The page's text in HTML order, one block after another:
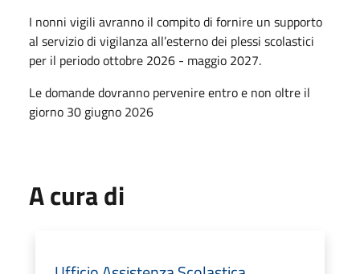
I nonni vigili avranno il compito di fornire un supporto
al servizio di vigilanza all’esterno dei plessi scolastici
per il periodo ottobre 2026 - maggio 2027.
Le domande dovranno pervenire entro e non oltre il
giorno 30 giugno 2026
A cura di